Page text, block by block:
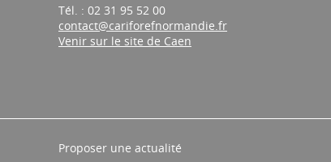
Tél. : 02 31 95 52 00
contact@cariforefnormandie.fr
Venir sur le site de Caen
Proposer une actualité